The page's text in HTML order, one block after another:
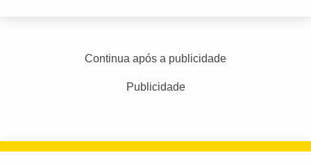
Continua após a publicidade
Publicidade